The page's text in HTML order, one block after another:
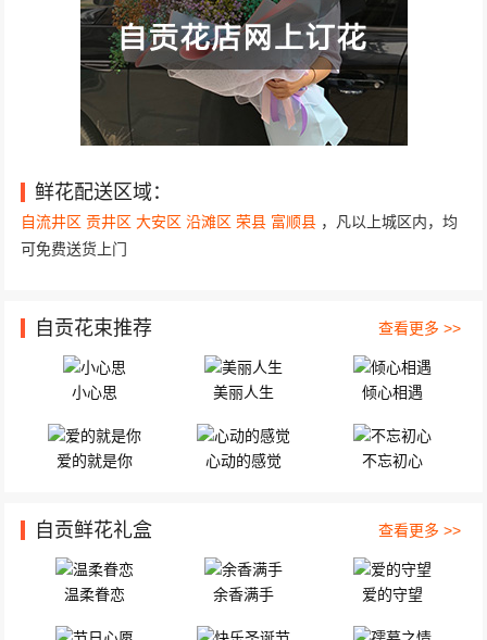
荣县皂角巷 16枝极品粉玫瑰，相思梅...
富士镇小湾村7组 精选11朵红玫瑰，搭配黄...
学府苑小区 精选11朵红玫瑰，搭配黄...
汇景苑1单元17层 11朵极品蓝玫瑰，一只可...
鲜花配送区域：
自流井区贡井区大安区沿滩区荣县 富顺县 ，凡以上城区内，均
可免费送货上门
自贡花束推荐 查看更多 >>
小心思 美丽人生 倾心相遇
爱的就是你 心动的感觉 不忘初心
自贡鲜花礼盒 查看更多 >>
温柔眷恋 余香满手 爱的守望